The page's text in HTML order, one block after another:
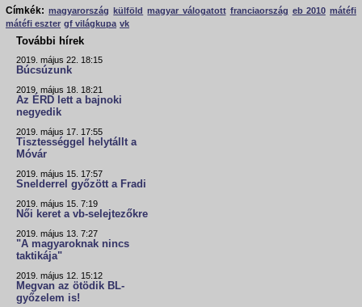
Címkék: magyarország külföld magyar válogatott franciaország eb 2010 mátéfi
mátéfi eszter gf világkupa vk
További hírek
2019. május 22. 18:15
Búcsúzunk
2019. május 18. 18:21
Az ÉRD lett a bajnoki
negyedik
2019. május 17. 17:55
Tisztességgel helytállt a
Móvár
2019. május 15. 17:57
Snelderrel győzött a Fradi
2019. május 15. 7:19
Női keret a vb-selejtezőkre
2019. május 13. 7:27
"A magyaroknak nincs
taktikája"
2019. május 12. 15:12
Megvan az ötödik BL-
győzelem is!